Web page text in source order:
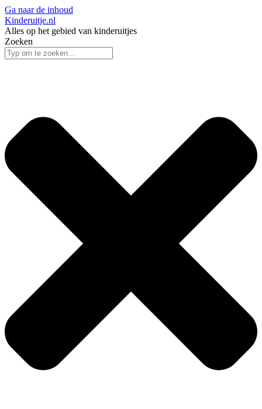
Ga naar de inhoud
Kinderuitje.nl
Alles op het gebied van kinderuitjes
Zoeken